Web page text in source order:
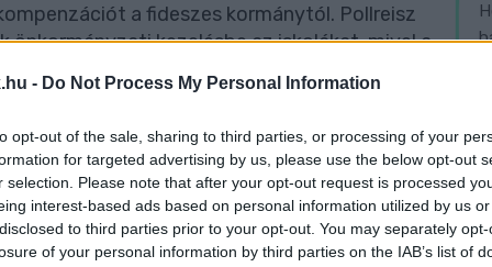
- Do Not Process My Personal Information
opt-out of the sale, sharing to third parties, or processing of your
for targeted advertising by us, please use the below opt-out
selection. Please note that after your opt-out request is processed
interest-based ads based on personal information utilized by us
to third parties prior to your opt-out. You may separately
of your personal information by third parties on the IAB’s list of
a fideszes kormánytól. Pollreisz
kezelésbe az iskolákat, mivel a
oktatási intézményeit saját erejéből
szintén az utak állapotának javítását,
ki céljai közül.
mellett a DK és az LMP mutatott be
Pollreisz Balázs mellett az LMP színeiben
Jancsó Zitavállalkozó, a Márki-Zay-féle